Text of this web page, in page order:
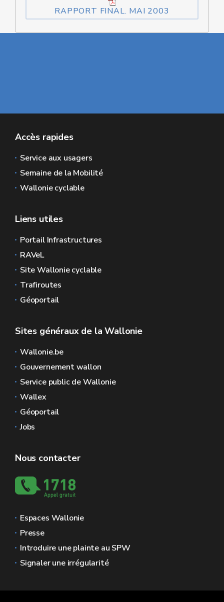
RAPPORT FINAL. MAI 2003
Accès rapides
Service aux usagers
Semaine de la Mobilité
Wallonie cyclable
Liens utiles
Portail Infrastructures
RAVeL
Site Wallonie cyclable
Trafiroutes
Géoportail
Sites généraux de la Wallonie
Wallonie.be
Gouvernement wallon
Service public de Wallonie
Wallex
Géoportail
Jobs
Nous contacter
Espaces Wallonie
Presse
Introduire une plainte au SPW
Signaler une irrégularité